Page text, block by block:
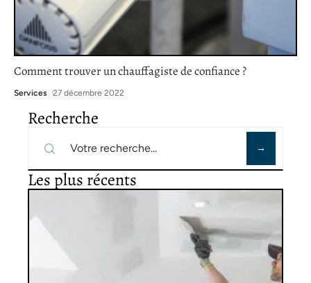
Comment trouver un chauffagiste de confiance ?
Services 27 décembre 2022
Recherche
Les plus récents